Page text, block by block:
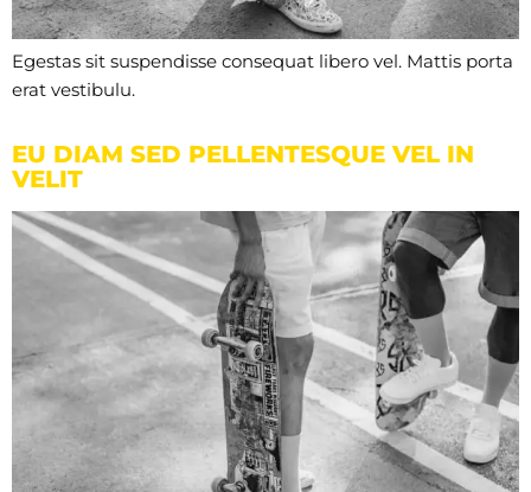
Egestas sit suspendisse consequat libero vel. Mattis porta
erat vestibulu.
EU DIAM SED PELLENTESQUE VEL IN
VELIT